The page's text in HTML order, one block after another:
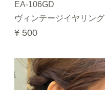
EA-106GD
ヴィンテージイヤリング
¥ 500